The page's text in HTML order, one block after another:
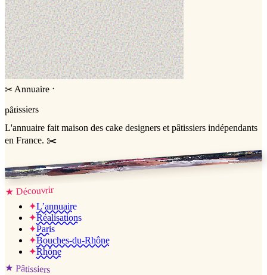
✂ Annuaire ·
pâtissiers
L'annuaire fait maison des cake designers et pâtissiers indépendants
en France. ✂️
Jessica & Jérémy ♡
★ Découvrir
✦L’annuaire
✦Réalisations
✦Paris
✦Bouches-du-Rhône
✦Rhône
★ Pâtissiers